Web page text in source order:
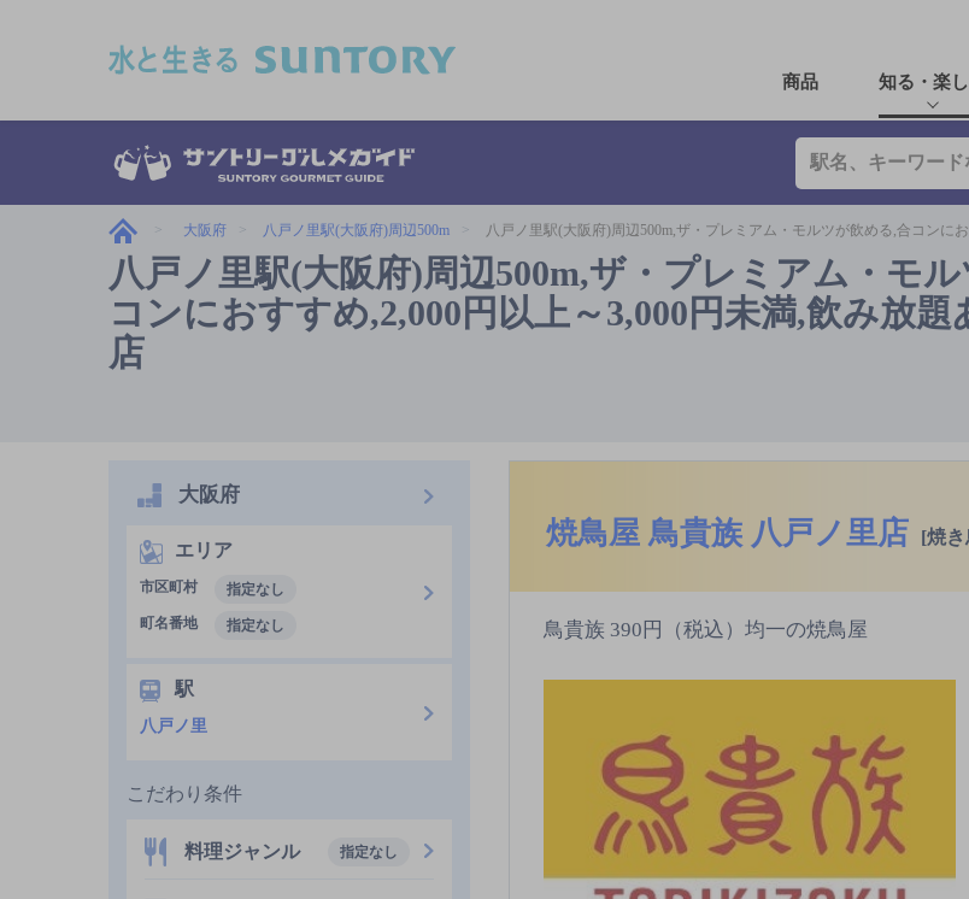
商品 知る・楽
大阪府 八戸ノ里駅(大阪府)周辺500m 八戸ノ里駅(大阪府)周辺500m,ザ・プレミアム・モルツが飲める,合コンに
八戸ノ里駅(大阪府)周辺500m,ザ・プレミアム・モ
コンにおすすめ,2,000円以上～3,000円未満,飲み放題
店
焼鳥屋 鳥貴族 八戸ノ里店 [焼き
鳥貴族 390円（税込）均一の焼鳥屋
大阪府
エリア
市区町村
指定なし
町名番地
指定なし
駅
八戸ノ里
こだわり条件
料理ジャンル 指定なし